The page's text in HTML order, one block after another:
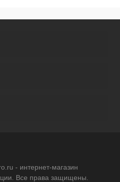
- интернет-магазин
Все права защищены.